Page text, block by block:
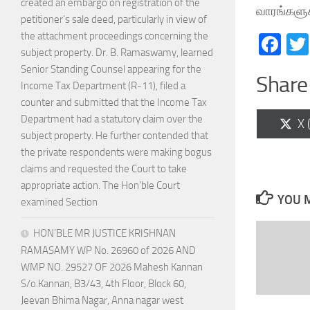
on
X
YOU
petitioner’s sale deed, particularly in view of
the attachment proceedings concerning the
subject property. Dr. B. Ramaswamy, learned
Senior Standing Counsel appearing for the
Income Tax Department (R-11), filed a
counter and submitted that the Income Tax
Department had a statutory claim over the
subject property. He further contended that
the private respondents were making bogus
claims and requested the Court to take
appropriate action. The Hon’ble Court
examined Section
HON’BLE MR JUSTICE KRISHNAN
RAMASAMY WP No. 26960 of 2026 AND
WMP NO. 29527 OF 2026 Mahesh Kannan
S/o.Kannan, B3/43, 4th Floor, Block 60,
Jeevan Bhima Nagar, Anna nagar west